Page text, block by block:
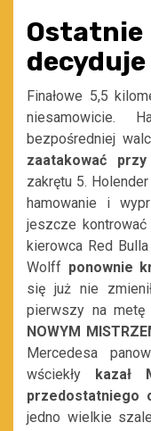
Finałowe 5,5
niesamowicie.
bezpośredniej
zaatakować
zakrętu 5.
hamowanie i
jeszcze
kierowca Red
Wolff ponownie
się już nie
pierwszy na metę
NOWYM
Mercedesa
wściekły
kazał
przedostatniego
jedno wielkie